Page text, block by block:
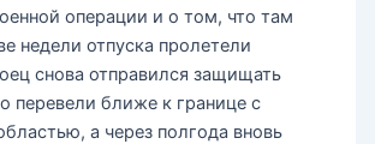
операции и о том, что там
недели отпуска пролетели
снова отправился защищать
перевели ближе к границе с
а через полгода вновь